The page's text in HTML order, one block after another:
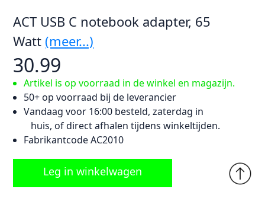
ACT USB C notebook adapter, 65
Watt(meer...)
30.99
Artikel is op voorraad in de winkel en magazijn.
50+ op voorraad bij de leverancier
Vandaag voor 16:00 besteld, zaterdag in
huis, of direct afhalen tijdens winkeltijden.
Fabrikantcode AC2010
Leg in winkelwagen